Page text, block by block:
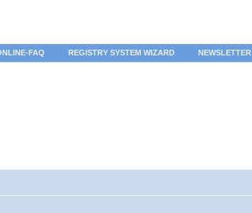
FAQ REGISTRY SYSTEM WIZARD NEWSLETTER